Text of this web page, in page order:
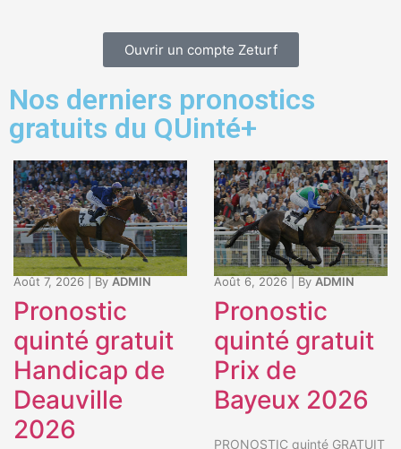
Ouvrir un compte Zeturf
Nos derniers pronostics
gratuits du QUinté+
Août 7, 2026 By ADMIN
Pronostic
quinté gratuit
Handicap de
Deauville
2026
Août 6, 2026 By ADMIN
Pronostic
quinté gratuit
Prix de
Bayeux 2026
PRONOSTIC quinté GRATUIT